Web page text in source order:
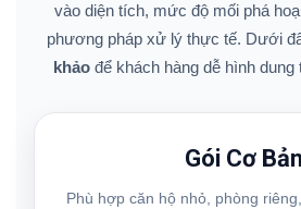
vào diện tích, mức độ mối phá
phương pháp xử lý thực tế. Dưới
khảo để khách hàng dễ hình
Gói Cơ Bản
Phù hợp căn hộ nhỏ, phòng